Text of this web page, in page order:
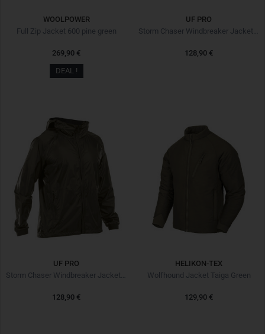
WOOLPOWER
Full Zip Jacket 600 pine green
269,90 €
DEAL !
UF PRO
Storm Chaser Windbreaker Jacket Black Noir
128,90 €
UF PRO
128,90 €
HELIKON-TEX
Wolfhound Jacket Taiga Green
129,90 €